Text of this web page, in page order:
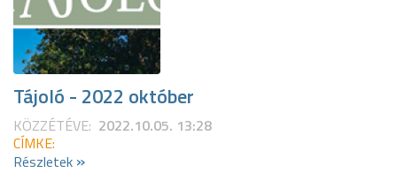
Tájoló - 2022 október
KÖZZÉTÉVE: 2022.10.05. 13:28
CÍMKE:
Részletek »